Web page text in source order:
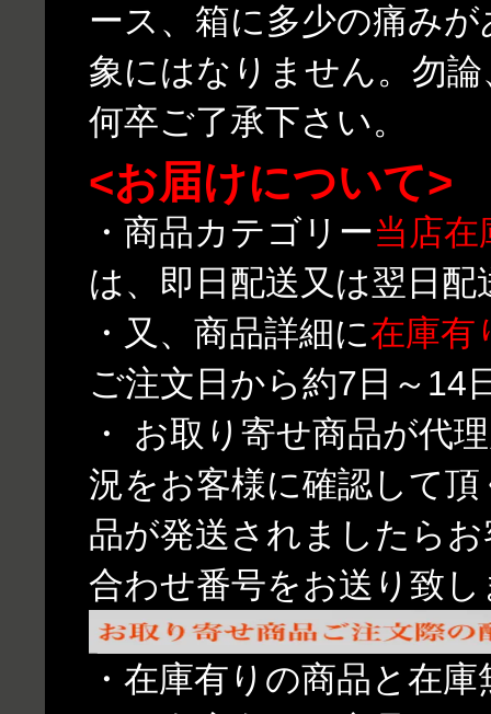
ース、箱に多少の痛み
象にはなりません。勿
何卒ご了承下さい。
<お届けについて>
・商品カテゴリー当店在
は、即日配送又は翌日
・又、商品詳細に在庫有
ご注文日から約7日～14
・ お取り寄せ商品が代
況をお客様に確認して
品が発送されましたら
合わせ番号をお送り致し
・在庫有りの商品と在